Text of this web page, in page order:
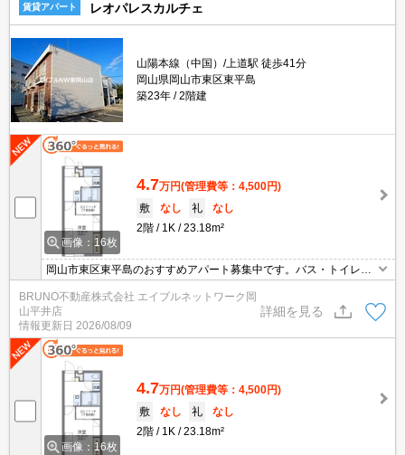
賃貸アパート レオパレスカルチェ
山陽本線（中国）/上道駅 徒歩41分
岡山県岡山市東区東平島
築23年
2階建
画像：16枚
4.7万円(管理費等：4,500円)
敷
なし 礼
なし
2階
1K 23.18m²
岡山市東区東平島のおすすめアパート募集中です。バス・トイレ
ださい。
BRUNO不動産株式会社 エイブルネットワーク岡
山平井店
情報更新日 2026/08/09
詳細を見る
画像：16枚
4.7万円(管理費等：4,500円)
敷
なし 礼
なし
2階
1K 23.18m²